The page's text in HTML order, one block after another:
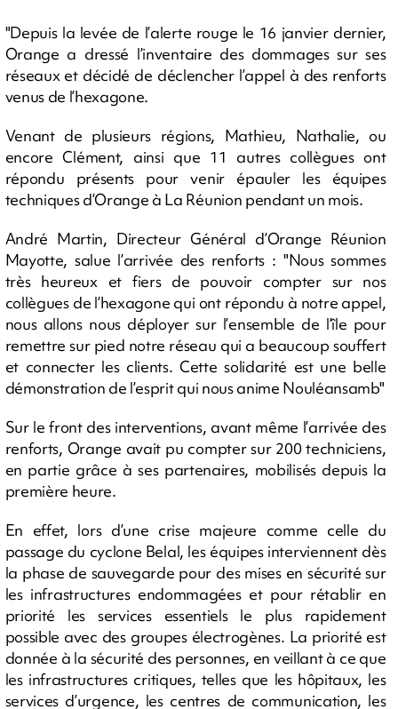
"Depuis la levée de l’alerte rouge le 16 janvier dernier,
Orange a dressé l’inventaire des dommages sur ses
réseaux et décidé de déclencher l’appel à des renforts
venus de l’hexagone.
Venant de plusieurs régions, Mathieu, Nathalie, ou
encore Clément, ainsi que 11 autres collègues ont
répondu présents pour venir épauler les équipes
techniques d’Orange à La Réunion pendant un mois.
André Martin, Directeur Général d’Orange Réunion
Mayotte, salue l’arrivée des renforts : "Nous sommes
très heureux et fiers de pouvoir compter sur nos
collègues de l’hexagone qui ont répondu à notre appel,
nous allons nous déployer sur l’ensemble de l’île pour
remettre sur pied notre réseau qui a beaucoup souffert
et connecter les clients. Cette solidarité est une belle
démonstration de l’esprit qui nous anime Nouléansamb"
Sur le front des interventions, avant même l’arrivée des
renforts, Orange avait pu compter sur 200 techniciens,
en partie grâce à ses partenaires, mobilisés depuis la
première heure.
En effet, lors d’une crise majeure comme celle du
passage du cyclone Belal, les équipes interviennent dès
la phase de sauvegarde pour des mises en sécurité sur
les infrastructures endommagées et pour rétablir en
priorité les services essentiels le plus rapidement
possible avec des groupes électrogènes. La priorité est
donnée à la sécurité des personnes, en veillant à ce que
les infrastructures critiques, telles que les hôpitaux, les
services d’urgence, les centres de communication, les